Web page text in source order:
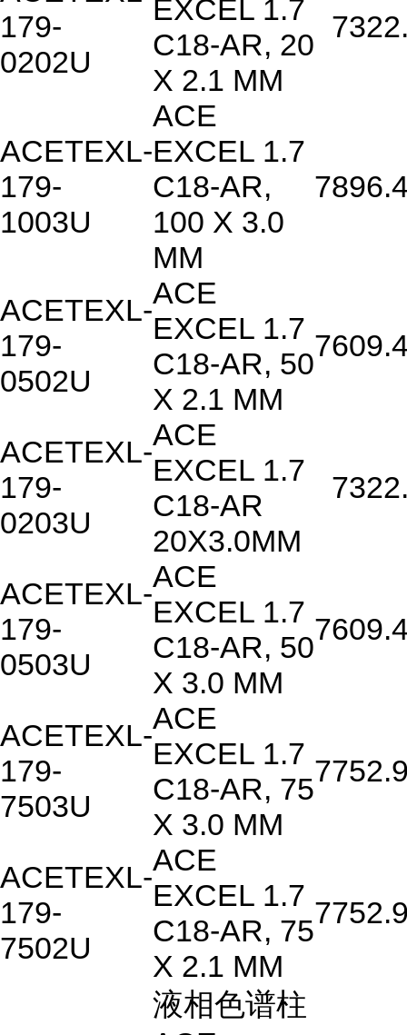
179-
0202U
EXCEL 1.7
C18-AR, 20
X 2.1 MM
ACETEXL-
179-
1003U
ACE
EXCEL 1.7
C18-AR,
100 X 3.0
MM
ACETEXL-
179-
0502U
ACE
EXCEL 1.7
C18-AR, 50
X 2.1 MM
ACETEXL-
179-
0203U
ACE
EXCEL 1.7
C18-AR
20X3.0MM
ACETEXL-
179-
0503U
ACE
EXCEL 1.7
C18-AR, 50
X 3.0 MM
ACETEXL-
179-
7503U
ACE
EXCEL 1.7
C18-AR, 75
X 3.0 MM
ACETEXL-
179-
7502U
ACE
EXCEL 1.7
C18-AR, 75
X 2.1 MM
液相色谱柱